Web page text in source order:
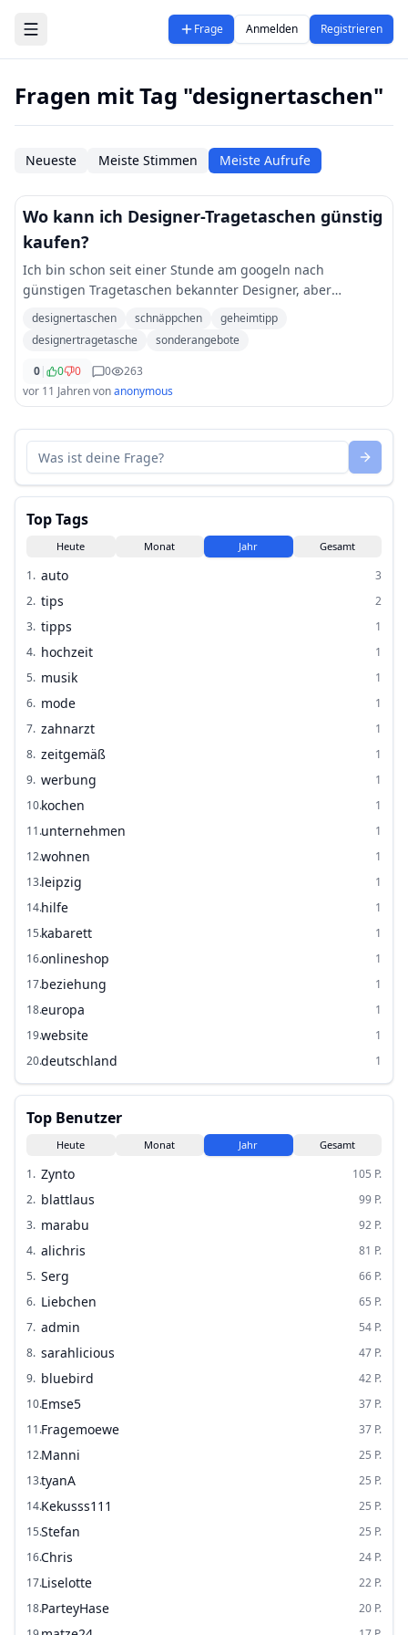
Zum Hauptinhalt springen
Frage Anmelden Registrieren
Fragen mit Tag "designertaschen"
Neueste Meiste Stimmen Meiste Aufrufe
Wo kann ich Designer-Tragetaschen günstig
kaufen?
Ich bin schon seit einer Stunde am googeln nach
günstigen Tragetaschen bekannter Designer, aber
entweder die Angebote sind zu teuer oder zu unseriös. Die
Preisvergleichsrechner zeigen immer nur die gr
designertaschen schnäppchen
geheimtipp
designertragetasche
sonderangebote
0| 0 0 0
263
vor 11 Jahrenvonanonymous
Top Tags
Heute Monat Jahr Gesamt
1. auto
3
2. tips
2
3. tipps
1
4. hochzeit
1
5. musik
1
6. mode
1
7. zahnarzt
1
8. zeitgemäß
1
9. werbung
1
10.kochen
1
11.unternehmen
1
12.wohnen
1
13.leipzig
1
14.hilfe
1
15.kabarett
1
16.onlineshop
1
17.beziehung
1
18.europa
1
19.website
1
20.deutschland 1
Top Benutzer
Heute Monat Jahr Gesamt
1. Zynto 105 P.
2. blattlaus 99 P.
3. marabu 92 P.
4. alichris 81 P.
5. Serg 66 P.
6. Liebchen 65 P.
7. admin 54 P.
8. sarahlicious 47 P.
9. bluebird 42 P.
10.Emse5 37 P.
11.Fragemoewe 37 P.
12.Manni 25 P.
13.tyanA 25 P.
14.Kekusss111 25 P.
15.Stefan 25 P.
16.Chris 24 P.
17.Liselotte 22 P.
18.ParteyHase 20 P.